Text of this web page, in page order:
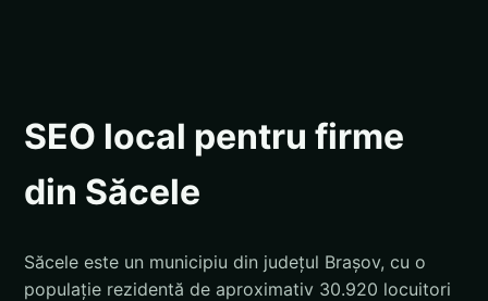
SEO local pentru firme
din Săcele
Săcele este un municipiu din județul Brașov, cu o
populație rezidentă de aproximativ 30.920 locuitori